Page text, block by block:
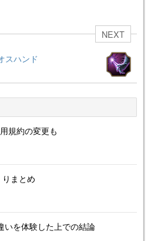
NEXT
スハンド
規約の変更も
りまとめ
いを体験した上での結論